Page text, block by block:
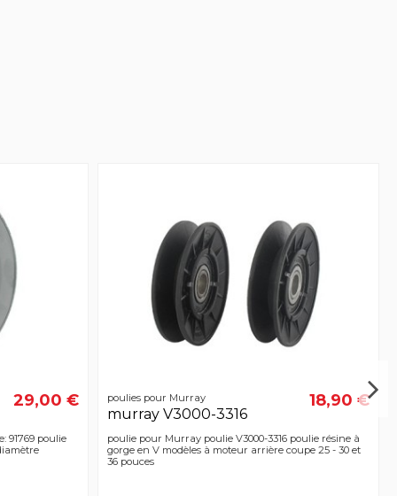
29,00 €
91769 poulie
poulies pour Murray
murray V3000-3316
18,90 €
poulie pour Murray poulie V3000-3316 poulie résine à
gorge en V modèles à moteur arrière coupe 25 - 30 et
36 pouces